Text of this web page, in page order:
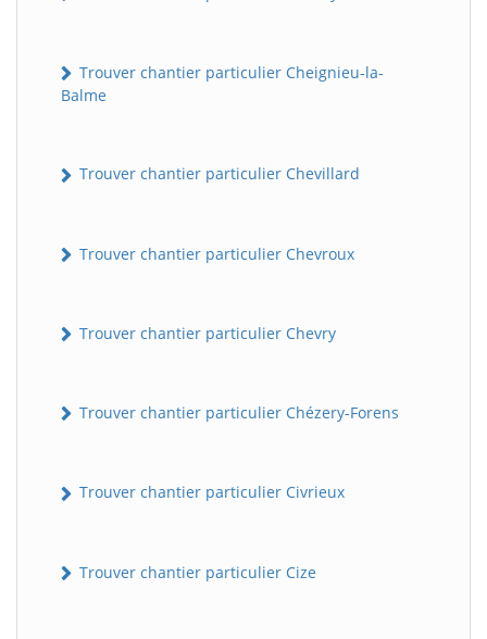
Trouver chantier particulier Cheignieu-la-
Balme
Trouver chantier particulier Chevillard
Trouver chantier particulier Chevroux
Trouver chantier particulier Chevry
Trouver chantier particulier Chézery-Forens
Trouver chantier particulier Civrieux
Trouver chantier particulier Cize